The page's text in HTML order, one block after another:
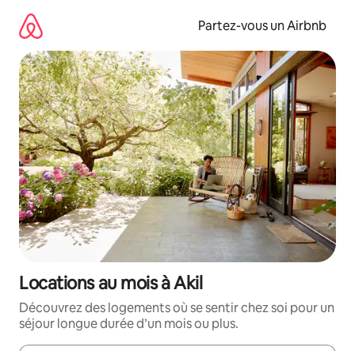
directement
contenu
Partez-vous un Airbnb
Locations au mois à Akil
Découvrez des logements où se sentir chez soi pour un
séjour longue durée d’un mois ou plus.